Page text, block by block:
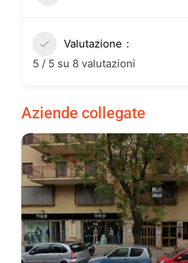
Valutazione
5 / 5 su 8 valutazioni
Aziende collegate